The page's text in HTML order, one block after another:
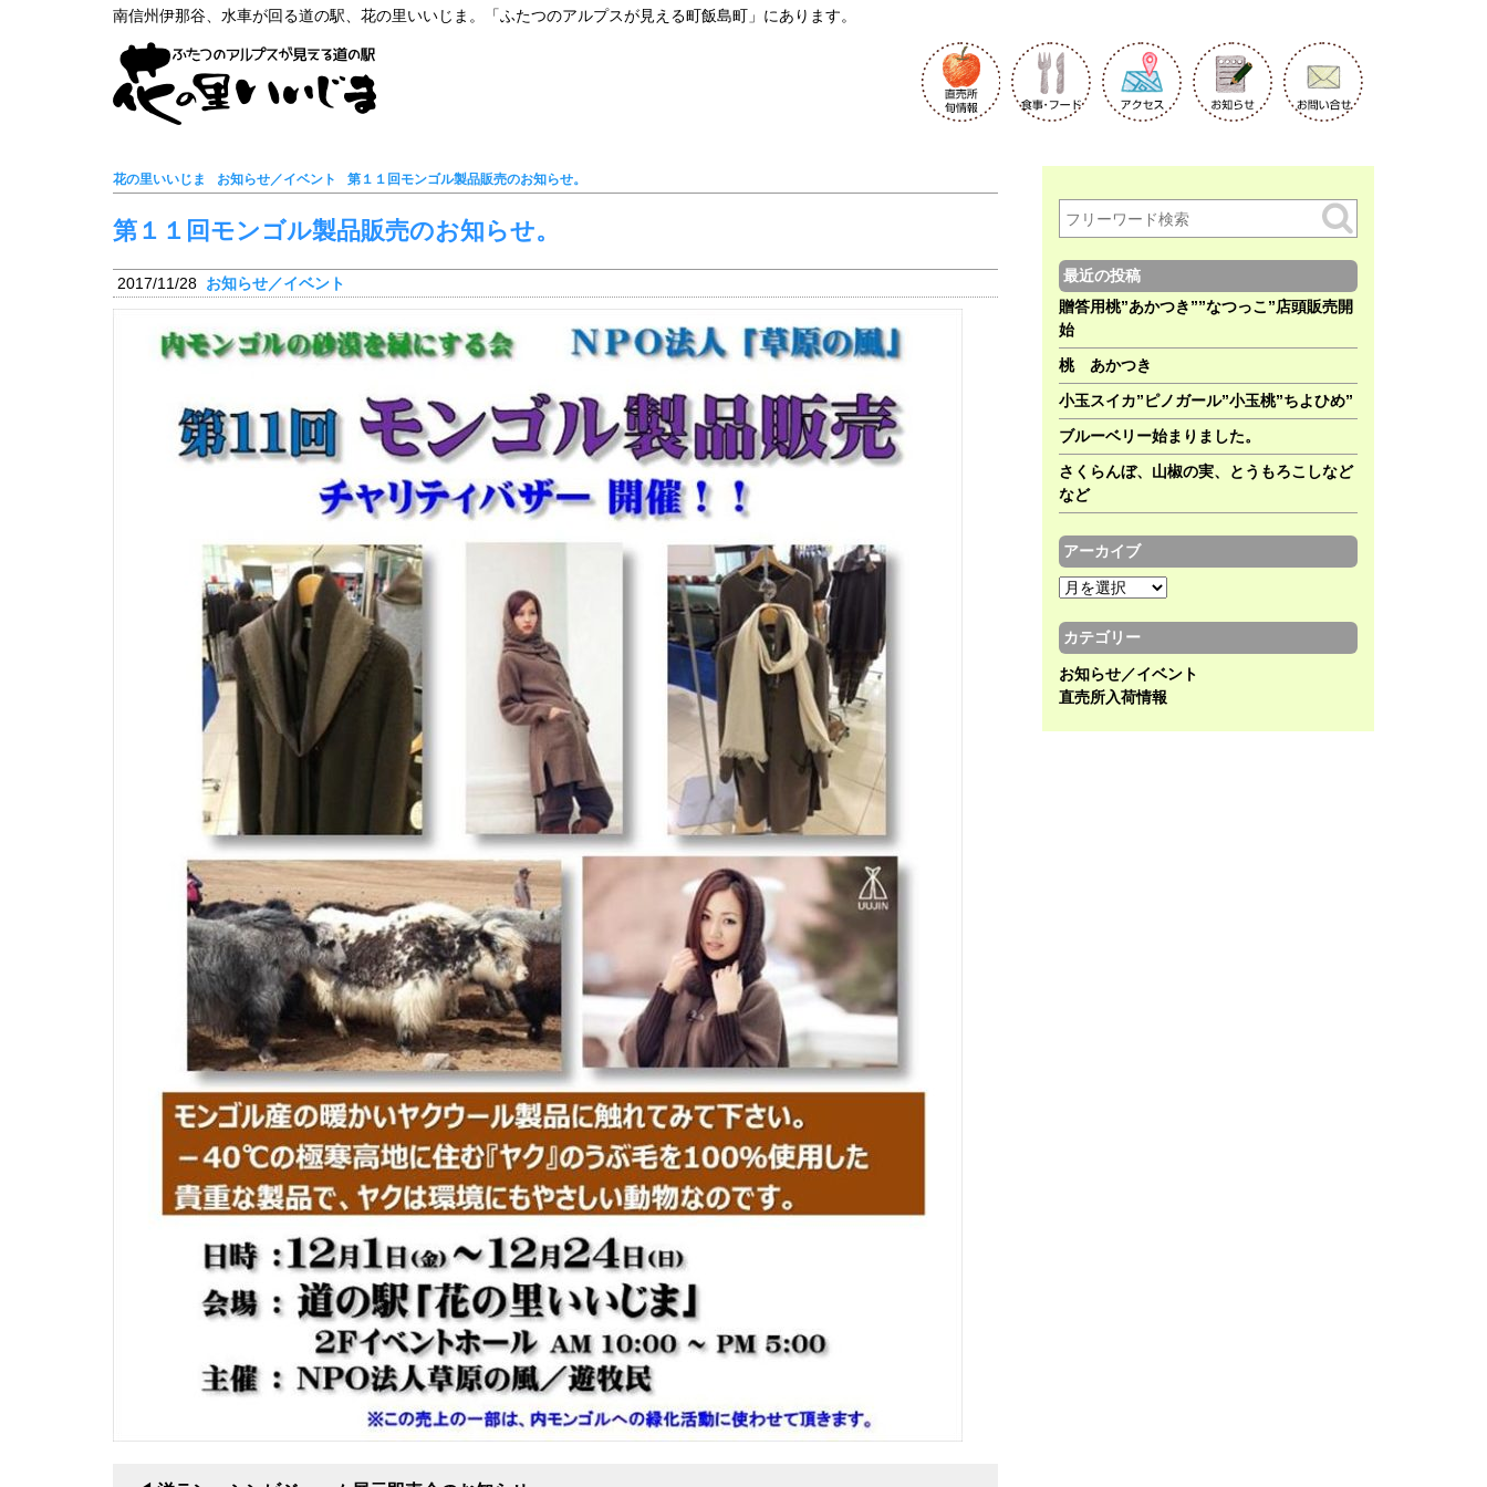
南信州伊那谷、水車が回る道の駅、花の里いいじま。「ふたつのアルプスが見える町飯島町」にあります。
花の里いいじま お知らせ／イベント 第１１回モンゴル製品販売のお知らせ。
第１１回モンゴル製品販売のお知らせ。
2017/11/28 お知らせ／イベント
最近の投稿
贈答用桃”あかつき””なつっこ”店頭販売開
始
桃 あかつき
小玉スイカ”ピノガール”小玉桃”ちよひめ”
ブルーベリー始まりました。
さくらんぼ、山椒の実、とうもろこしなど
など
アーカイブ
ア
カ
イ
ブ
カテゴリー
お知らせ／イベント
直売所入荷情報